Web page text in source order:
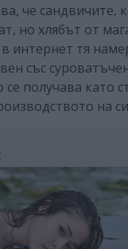
че сандвичите,
но хлябът от
в интернет тя
със
получава като
на